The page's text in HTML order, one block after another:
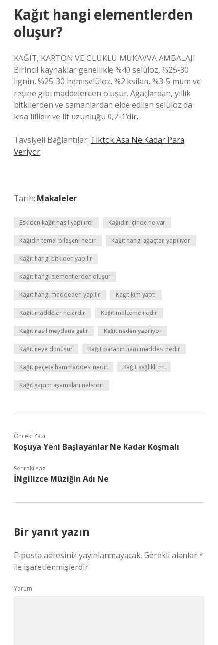
Kağıt hangi elementlerden
oluşur?
KAĞIT, KARTON VE OLUKLU MUKAVVA AMBALAJI
Birincil kaynaklar genellikle %40 selüloz, %25-30
lignin, %25-30 hemiselüloz, %2 ksilan, %3-5 mum ve
reçine gibi maddelerden oluşur. Ağaçlardan, yıllık
bitkilerden ve samanlardan elde edilen selüloz da
kısa liflidir ve lif uzunluğu 0,7-1’dir.
Tavsiyeli Bağlantılar: Tiktok Asa Ne Kadar Para
Veriyor
Tarih: Makaleler
Eskiden kağıt nasıl yapılırdı Kağıdın içinde ne var
Kağıdın temel bileşeni nedir Kağıt hangi ağaçtan yapılıyor
Kağıt hangi bitkiden yapılır
Kağıt hangi elementlerden oluşur
Kağıt hangi maddeden yapılır Kağıt kim yaptı
Kağıt maddeler nelerdir Kağıt malzeme nedir
Kağıt nasıl meydana gelir Kağıt neden yapılıyor
Kağıt neye dönüşür Kağıt paranın ham maddesi nedir
Kağıt peçete hammaddesi nedir Kağıt sağlıklı mı
Kağıt yapım aşamaları nelerdir
Önceki Yazı
Koşuya Yeni Başlayanlar Ne Kadar Koşmalı
Sonraki Yazı
İNgilizce Müziğin Adı Ne
Bir yanıt yazın
E-posta adresiniz yayınlanmayacak. Gerekli alanlar*
ile işaretlenmişlerdir
Yorum